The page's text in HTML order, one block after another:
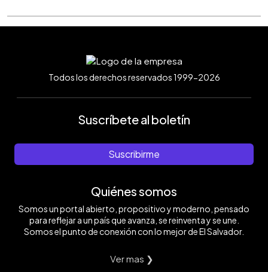
Todos los derechos reservados 1999-2026
Suscríbete al boletín
Suscribirme
Quiénes somos
Somos un portal abierto, propositivo y moderno, pensado
para reflejar a un país que avanza, se reinventa y se une.
Somos el punto de conexión con lo mejor de El Salvador.
Ver mas ❯